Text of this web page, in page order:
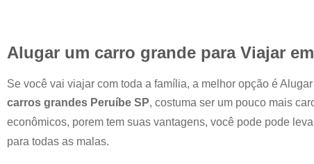
Alugar um carro grande para Viajar em
Se você vai viajar com toda a família, a melhor opção é
carros grandes Peruíbe SP, costuma ser um pouco mais
econômicos, porem tem suas vantagens, você pode pode
para todas as malas.